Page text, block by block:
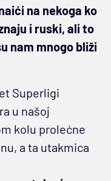
na nekoga ko
i ruski, ali to
nam mnogo bliži
Superligi
u našoj
kolu prolećne
a ta utakmica